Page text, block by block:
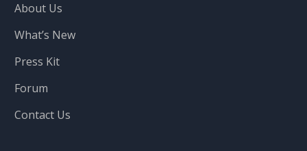
About Us
What’s New
Press Kit
Forum
Contact Us